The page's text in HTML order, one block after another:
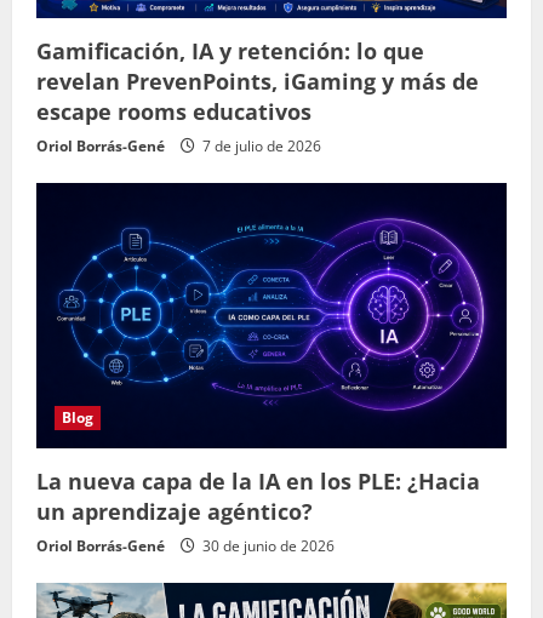
Gamificación, IA y retención: lo que
revelan PrevenPoints, iGaming y más de
escape rooms educativos
Oriol Borrás-Gené 7 de julio de 2026
Blog
La nueva capa de la IA en los PLE: ¿Hacia
un aprendizaje agéntico?
Oriol Borrás-Gené 30 de junio de 2026